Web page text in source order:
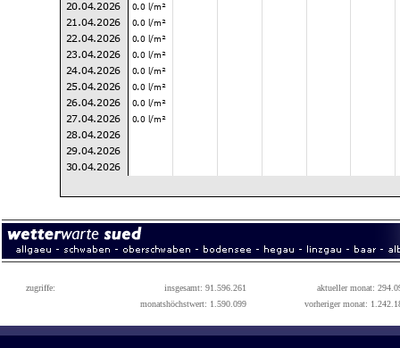
zugriffe: insgesamt: 91.596.261
aktueller monat:
monatshöchstwert: 1.590.099
vorheriger monat: